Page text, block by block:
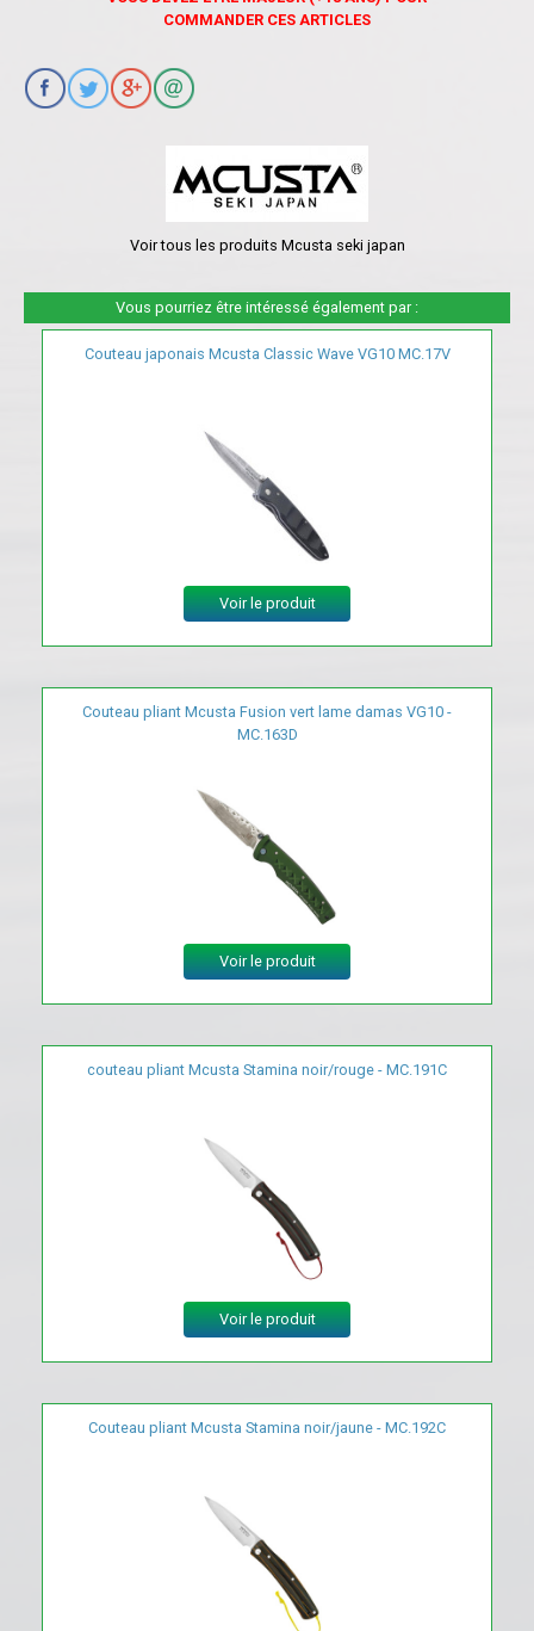
COMMANDER CES ARTICLES
Voir tous les produits Mcusta seki japan
Vous pourriez être intéressé également par :
Couteau japonais Mcusta Classic Wave VG10 MC.17V
Voir le produit
Couteau pliant Mcusta Fusion vert lame damas VG10 -
MC.163D
Voir le produit
couteau pliant Mcusta Stamina noir/rouge - MC.191C
Voir le produit
Couteau pliant Mcusta Stamina noir/jaune - MC.192C